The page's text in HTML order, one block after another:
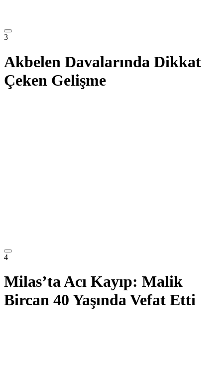
3
Akbelen Davalarında Dikkat
Çeken Gelişme
4
Milas’ta Acı Kayıp: Malik
Bircan 40 Yaşında Vefat Etti